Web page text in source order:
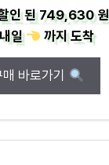
인 된749,630 원
내일
까지도착
바로가기